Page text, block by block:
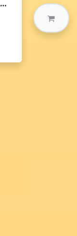
Déguisement astronaute argent enfant